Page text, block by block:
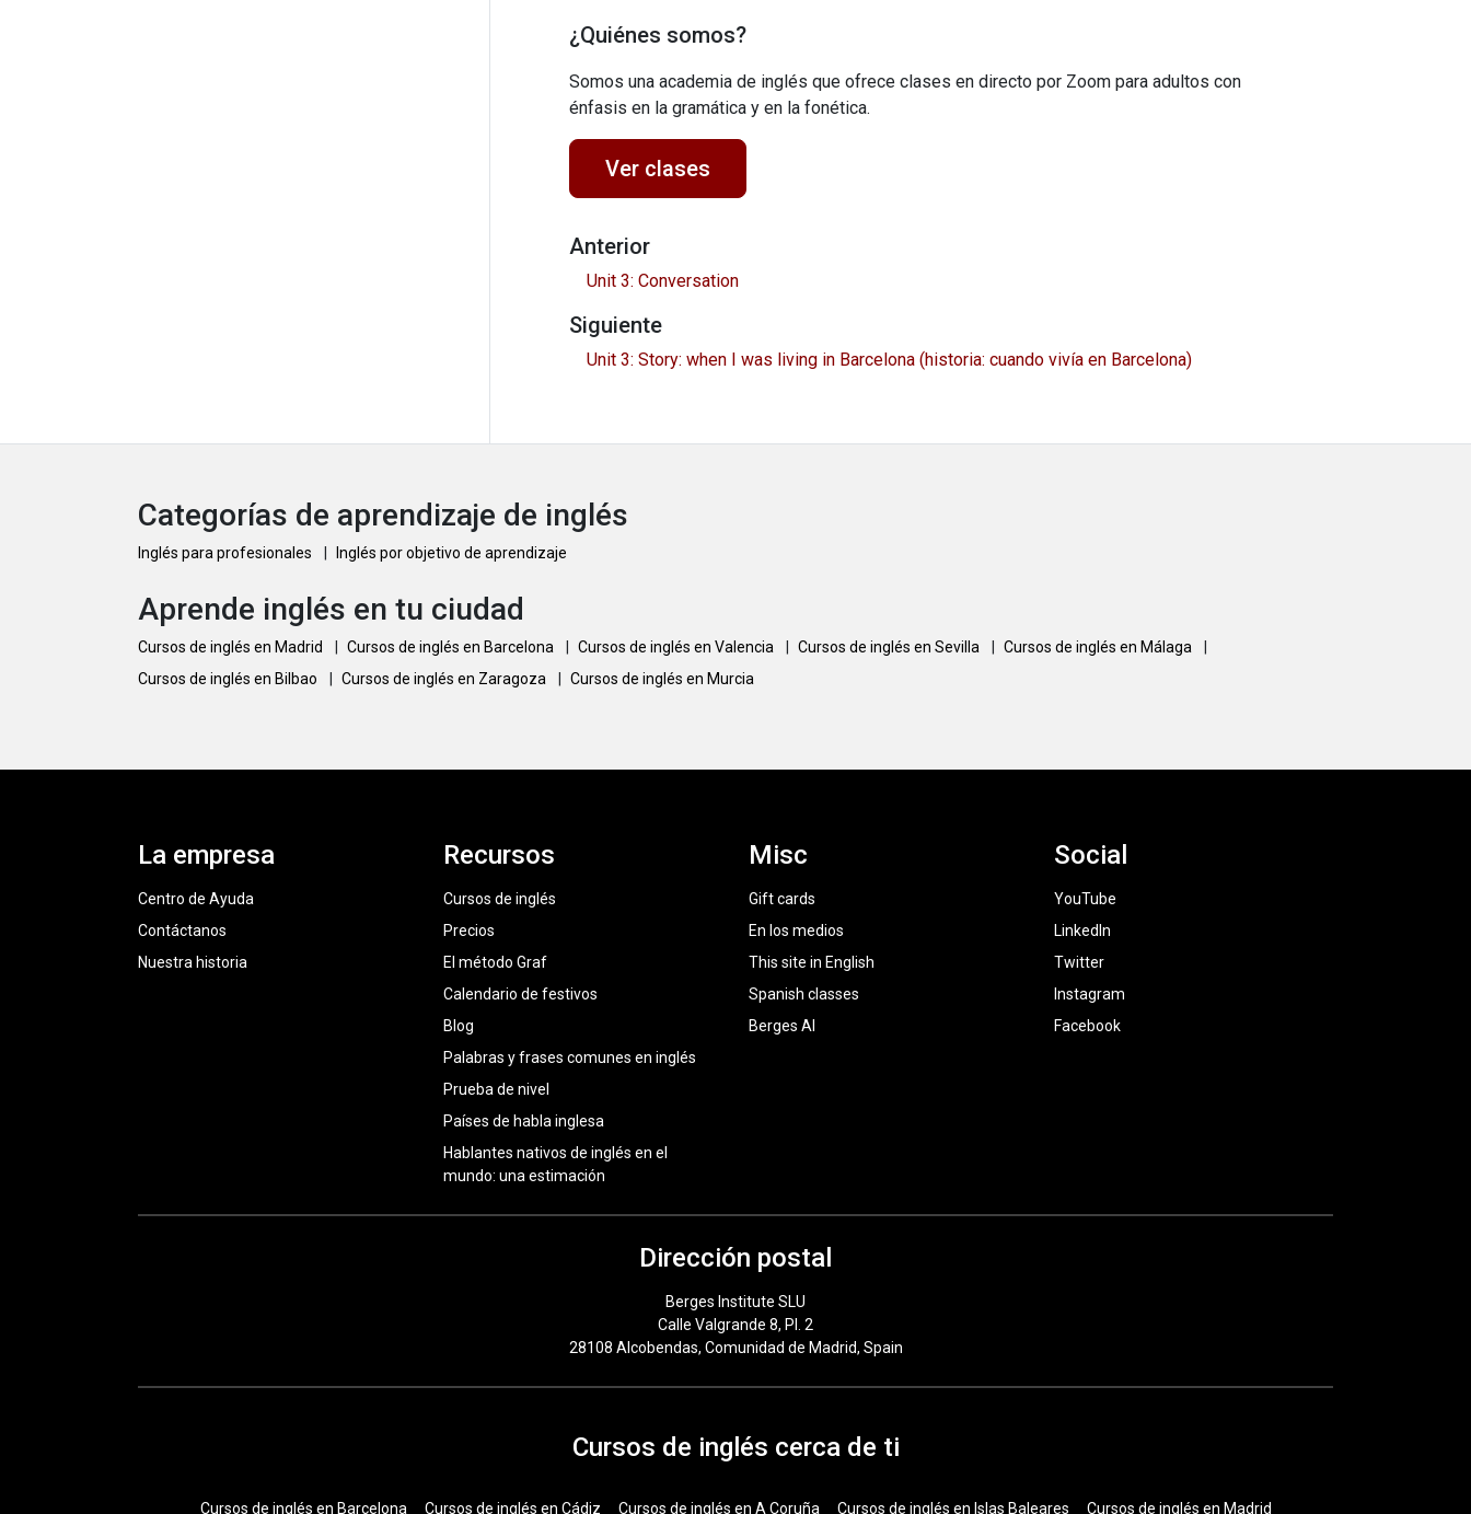
¿Quiénes somos?
Somos una academia de inglés que ofrece clases en directo por Zoom para adultos con
énfasis en la gramática y en la fonética.
Ver clases
Anterior
Unit 3: Conversation
Siguiente
Unit 3: Story: when I was living in Barcelona (historia: cuando vivía en Barcelona)
Categorías de aprendizaje de inglés
Inglés para profesionales Inglés por objetivo de aprendizaje
Aprende inglés en tu ciudad
Cursos de inglés en Madrid Cursos de inglés en Barcelona Cursos de inglés en Valencia Cursos de inglés en Sevilla Cursos de inglés en Málaga
Cursos de inglés en Bilbao
Cursos de inglés en Zaragoza Cursos de inglés en Murcia
La empresa
Centro de Ayuda
Contáctanos
Nuestra historia
Recursos
Cursos de inglés
Precios
El método Graf
Calendario de festivos
Blog
Palabras y frases comunes en inglés
Prueba de nivel
Países de habla inglesa
Hablantes nativos de inglés en el
mundo: una estimación
Misc
Gift cards
En los medios
This site in English
Spanish classes
Berges AI
Social
YouTube
LinkedIn
Twitter
Instagram
Facebook
Dirección postal
Berges Institute SLU
Calle Valgrande 8, Pl. 2
28108 Alcobendas, Comunidad de Madrid, Spain
Cursos de inglés cerca de ti
Cursos de inglés en Barcelona Cursos de inglés en Cádiz Cursos de inglés en A Coruña Cursos de inglés en Islas Baleares Cursos de inglés en Madrid